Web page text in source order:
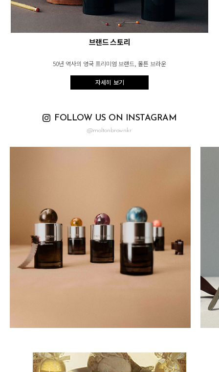
브랜드 스토리
50년 역사의 영국 프리미엄 브랜드, 몰튼 브라운
자세히 보기
FOLLOW US ON INSTAGRAM
@moltonbrownkr